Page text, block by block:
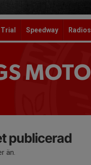
Trial Speedway
publicerad
än.